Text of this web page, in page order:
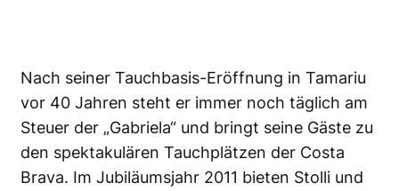
Nach seiner Tauchbasis-Eröffnung in Tamariu
vor 40 Jahren steht er immer noch täglich am
Steuer der „Gabriela“ und bringt seine Gäste zu
den spektakulären Tauchplätzen der Costa
Brava. Im Jubiläumsjahr 2011 bieten Stolli und